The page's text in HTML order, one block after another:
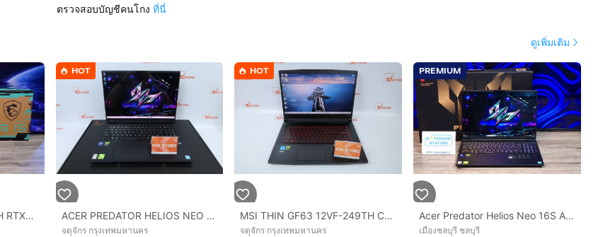
ตรวจสอบบัญชีคนโกง ที่นี่
ดูเพิ่มเติม
MSI Cyborg 15 i7-13620H RTX4050(6GB) Ram16 SSD512GB จอ15.6 FHD 144Hz เกมมิ่งสเปคสูง คีย์บอร์ดไฟ เครื่องสวย ครบกล่องพร้อมประกันศูนย์ เพียง 28
HOT
ACER PREDATOR HELIOS NEO 16S AI Core Ultra 5 235HX.RTX5050 RAM16.512GB
จตุจักร กรุงเทพมหานคร
HOT
MSI THIN GF63 12VF-249TH Core i5-12450H.RTX4060 RAM16.512GB
จตุจักร กรุงเทพมหานคร
PREMIUM
Acer Predator Helios Neo 16S AI IntelCoreUltra7-255HX RTX5060(8GB) Ram16 SSD512 จอ16 QHD+ OLED 240Hz จอสวยสีตรง สเปคสูงจัดเต็ม คีย์บอร์ดไฟRG
เมืองชลบุรี ชลบุรี